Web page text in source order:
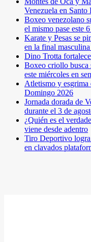
Venezuela en
Boxeo venezolano
el mismo pase este
Karate y Pesas se
en la final
Dino Trotta
Boxeo criollo busca
este miércoles en
Atletismo y esgrima
Domingo 2026
Jornada dorada de
durante el 3 de
¿Quién es el
viene desde adentro
Tiro Deportivo
en clavados